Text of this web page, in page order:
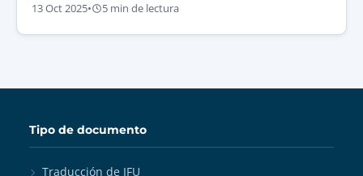
13 Oct 2025• 5 min de lectura
Tipo de documento
Traducción de IFU